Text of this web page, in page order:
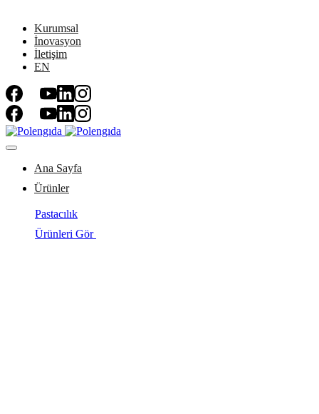
Kurumsal
İnovasyon
İletişim
EN
Ana Sayfa
Ürünler
Pastacılık
Ürünleri Gör